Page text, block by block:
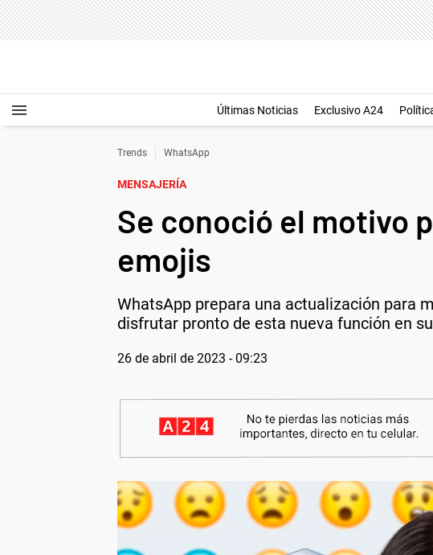
Últimas Noticias Exclusivo A24
Trends WhatsApp
MENSAJERÍA
Se conoció el motivo
emojis
WhatsApp prepara una actualización para
disfrutar pronto de esta nueva función en
26 de abril de 2023 - 09:23